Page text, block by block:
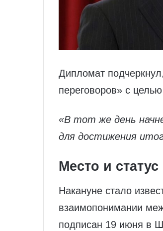
Дипломат
переговоров» с
«В тот же день
для достижения
Место и
Накануне стало
взаимопонимании
подписан 19 июня в